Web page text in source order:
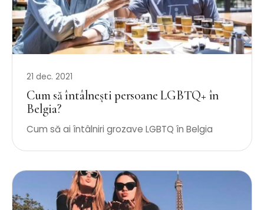
21 dec. 2021
Cum să întâlnești persoane LGBTQ+ în
Belgia?
Cum să ai întâlniri grozave LGBTQ în Belgia